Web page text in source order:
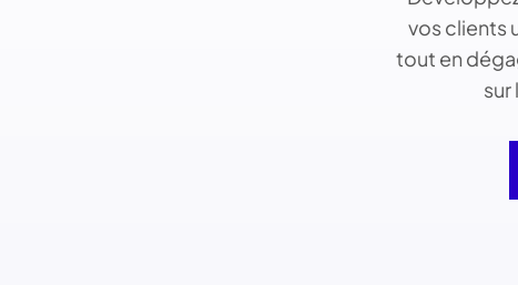
vos clients
tout en
sur